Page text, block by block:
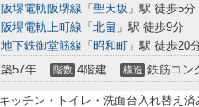
阪堺電軌阪堺線 「 聖天坂 」駅 徒歩5分
阪堺電軌上町線 「 北畠 」駅 徒歩9分
地下鉄御堂筋線 「 昭和町 」駅 徒歩20
築57年 階数 4階建 構造 鉄筋コン
ッチン・トイレ・洗面台入れ替え済